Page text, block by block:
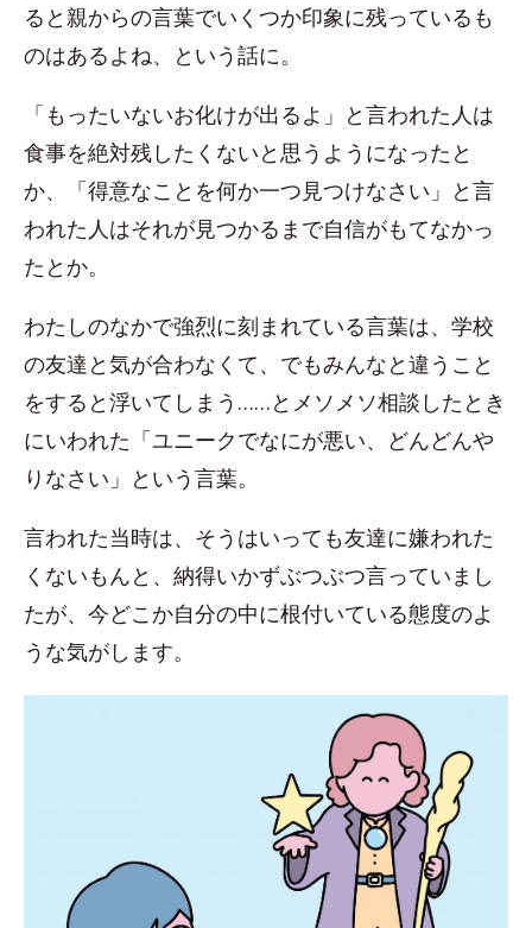
ると親からの言葉でいくつか印象に残っているも
のはあるよね、という話に。
「もったいないお化けが出るよ」と言われた人は
食事を絶対残したくないと思うようになったと
か、「得意なことを何か一つ見つけなさい」と言
われた人はそれが見つかるまで自信がもてなかっ
たとか。
わたしのなかで強烈に刻まれている言葉は、学校
の友達と気が合わなくて、でもみんなと違うこと
をすると浮いてしまう……とメソメソ相談したとき
にいわれた「ユニークでなにが悪い、どんどんや
りなさい」という言葉。
言われた当時は、そうはいっても友達に嫌われた
くないもんと、納得いかずぶつぶつ言っていまし
たが、今どこか自分の中に根付いている態度のよ
うな気がします。